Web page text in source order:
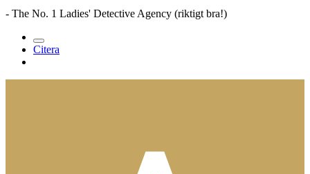
- The No. 1 Ladies' Detective Agency (riktigt bra!)
Citera